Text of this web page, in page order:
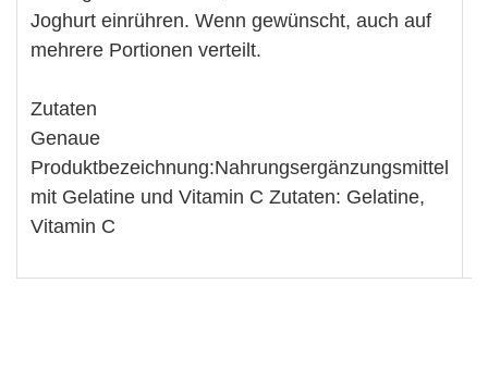
Joghurt einrühren. Wenn gewünscht, auch auf
mehrere Portionen verteilt.
Zutaten
Genaue
Produktbezeichnung:Nahrungsergänzungsmittel
mit Gelatine und Vitamin C Zutaten: Gelatine,
Vitamin C